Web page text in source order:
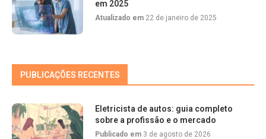
em 2025
Atualizado em 22 de janeiro de 2025
PUBLICAÇÕES RECENTES
Eletricista de autos: guia completo
sobre a profissão e o mercado
Publicado em 3 de agosto de 2026